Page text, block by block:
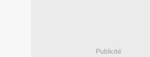
Publicité